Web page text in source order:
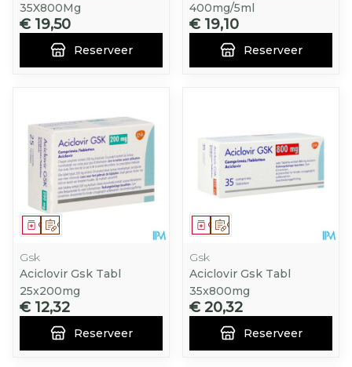
35X800Mg
€ 19,50
Reserveer
400mg/5ml
€ 19,10
Reserveer
Op voorschrift
Geneesmiddel
Gsk
Aciclovir Gsk Tabl
25x200mg
€ 12,32
Reserveer
Op voorschrift
Geneesmiddel
Gsk
Aciclovir Gsk Tabl
35x800mg
€ 20,32
Reserveer